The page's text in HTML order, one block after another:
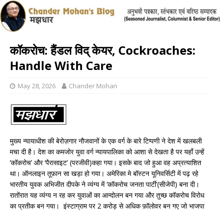
कॉकरोच: हैंडल विद् केयर, Cockroaches:
Handle With Care
May 28, 2026 Chander Mohan
मुख्य न्यायाधीश की बेरोज़गार नौजवानों के एक वर्ग के बारे टिप्पणी ने देश में खलबली
मचा दी है। देश का कमजोर युवा वर्ग न्यायपालिका को आशा से देखता है पर यहाँ उन्हें
‘कॉकरोच’ और ‘पैरासाइट’ (परजीवी)कहा गया। इसके बाद जो हुआ वह अप्रत्याशित
था। ऑनलाइन तूफ़ान सा खड़ा हो गया। अमेरिका मे बॉस्टन यूनिवर्सिटी में पढ़ रहे
भारतीय युवक अभिजीत दीपके ने व्यंग्य में ‘कॉकरोच जनता पार्टी’(सीजेपी) बना दी।
रातोंरात यह व्यंग्य न रह कर युवाओं का आन्दोलन बन गया और तुच्छ कॉकरोच विरोध
का प्रतीक बन गया। इंस्टाग्राम पर 2 करोड़ से अधिक फ़ॉलोवर बन गए जो भाजपा